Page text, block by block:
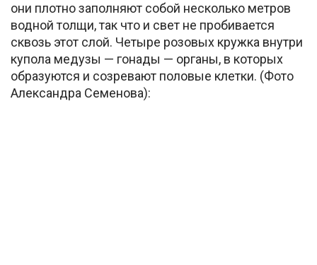
они плотно заполняют собой несколько метров
водной толщи, так что и свет не пробивается
сквозь этот слой. Четыре розовых кружка внутри
купола медузы — гонады — органы, в которых
образуются и созревают половые клетки. (Фото
Александра Семенова):